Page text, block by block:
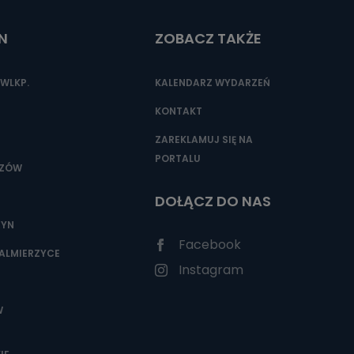
ze
ZOBACZ TAKŻE
KALENDARZ WYDARZEŃ
KONTAKT
ZAREKLAMUJ SIĘ NA
PORTALU
DOŁĄCZ DO NAS
Facebook
Instagram